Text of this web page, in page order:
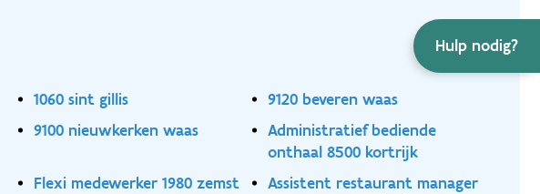
Hulp nodig?
1060 sint gillis
9120 beveren waas
9100 nieuwkerken waas
Administratief bediende
onthaal 8500 kortrijk
Flexi medewerker 1980 zemst
Assistent restaurant manager